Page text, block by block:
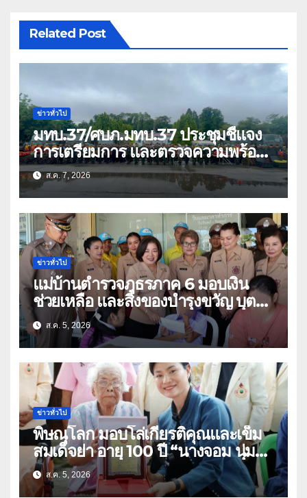
Related Post
ข่าวทั่วไป
มทบ.37/ศบภ.มทบ.37 ประชุมชี้แจง
การเตรียมการ และตรวจความพร้อม
ด้านการบรรเทาสาธารณภัย
ส.ค. 7, 2026
ข่าวทั่วไป
แม่บ้านตำรวจภูธรภาค 6 มอบเงิน
ช่วยเหลือ และสิ่งของบำรุงขวัญ บุตร-
ธิดา ข้าราชการตำรวจจังหวัด
อุทัยธานี
ส.ค. 5, 2026
ข่าวทั่วไป
พิษณุโลก มอบโล่เกียรติคุณและเข็ม
สมเด็จย่า อายุ 100 ปี “นางจอม นุ่ม
เนตร” ตำบลบ้านกร่าง อำเภอเมือง
ส.ค. 5, 2026